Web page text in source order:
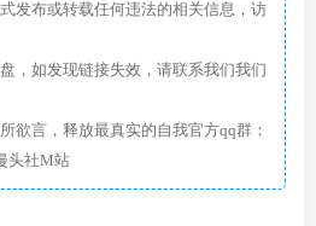
发布或转载任何违法的相关信息，访
，如发现链接失效，请联系我们我们
欲言，释放最真实的自我官方qq群：
：漫头社M站